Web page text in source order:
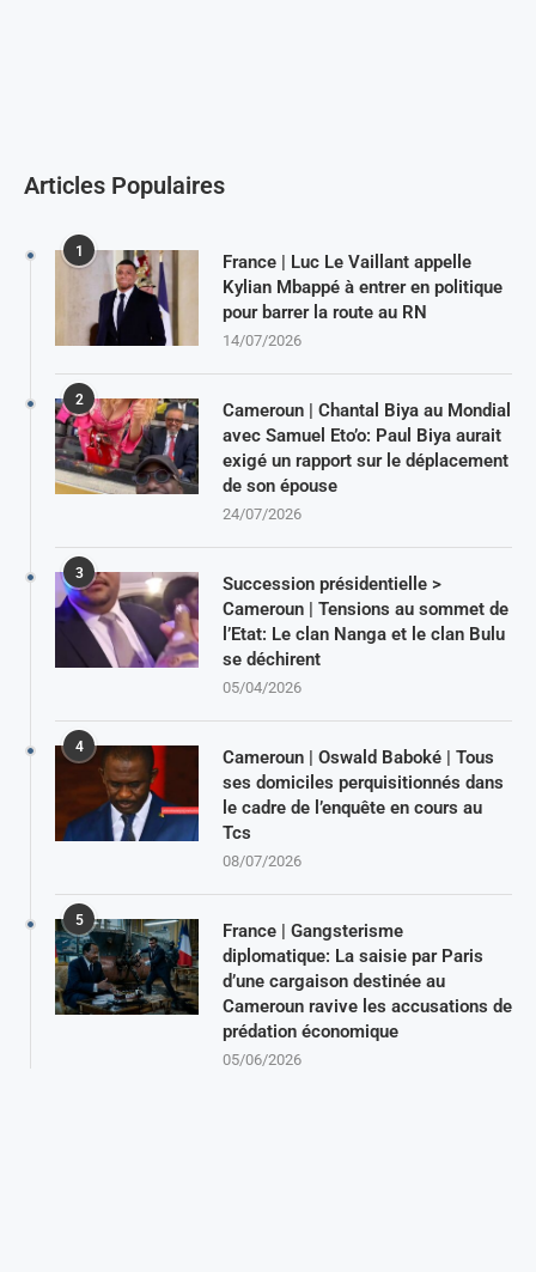
Articles Populaires
1
France | Luc Le Vaillant appelle
Kylian Mbappé à entrer en politique
pour barrer la route au RN
14/07/2026
2
Cameroun | Chantal Biya au Mondial
avec Samuel Eto’o: Paul Biya aurait
exigé un rapport sur le déplacement
de son épouse
24/07/2026
3
Succession présidentielle >
Cameroun | Tensions au sommet de
l’Etat: Le clan Nanga et le clan Bulu
se déchirent
05/04/2026
4
Cameroun | Oswald Baboké | Tous
ses domiciles perquisitionnés dans
le cadre de l’enquête en cours au
Tcs
08/07/2026
5
France | Gangsterisme
diplomatique: La saisie par Paris
d’une cargaison destinée au
Cameroun ravive les accusations de
prédation économique
05/06/2026